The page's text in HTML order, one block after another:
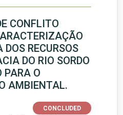
CONFLITO
RECURSOS
DO RIO SORDO
PARA O
AMBIENTAL.
CONCLUDED